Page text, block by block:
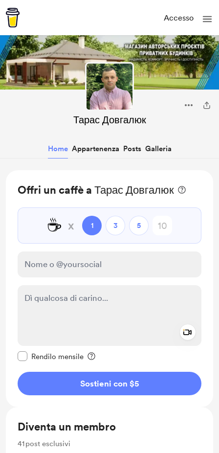
Accesso
Тарас Довгалюк
Home Appartenenza Posts Galleria
Offri un caffè a Тарас Довгалюк
☕ x 1 3 5
Rendilo mensile
Sostieni con $5
Diventa un membro
41post esclusivi